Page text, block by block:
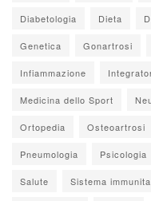
Diabetologia Dieta
Genetica Gonartrosi
Infiammazione
Medicina dello Sport
Ortopedia Osteoartrosi
Pneumologia Psicologia
Salute Sistema